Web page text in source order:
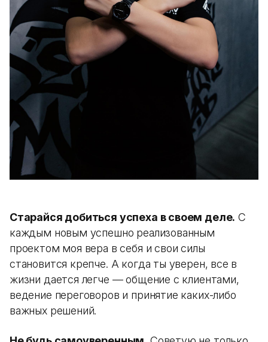
Старайся добиться успеха в своем деле. С
каждым новым успешно реализованным
проектом моя вера в себя и свои силы
становится крепче. А когда ты уверен, все в
жизни дается легче — общение с клиентами,
ведение переговоров и принятие каких-либо
важных решений.